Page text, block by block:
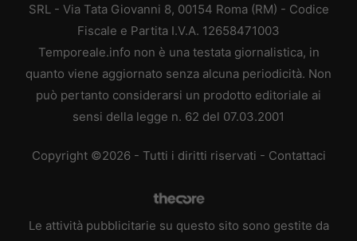
SRL - Via Tata Giovanni 8, 00154 Roma (RM) - Codice
Fiscale e Partita I.V.A. 12658471003
Temporeale.info non è una testata giornalistica, in
quanto viene aggiornato senza alcuna periodicità. Non
può pertanto considerarsi un prodotto editoriale ai
sensi della legge n. 62 del 07.03.2001
Copyright ©2026 - Tutti i diritti riservati - Contattaci
Le attività pubblicitarie su questo sito sono gestite da